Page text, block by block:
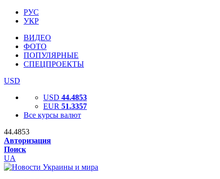
РУС
УКР
ВИДЕО
ФОТО
ПОПУЛЯРНЫЕ
СПЕЦПРОЕКТЫ
USD
USD 44.4853
EUR 51.3357
Все курсы валют
44.4853
Авторизация
Поиск
UA